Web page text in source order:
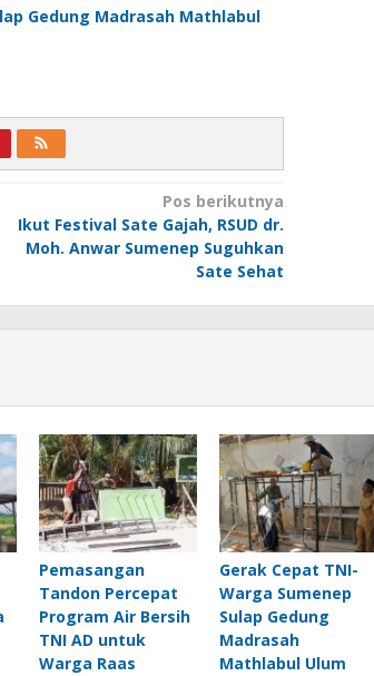
Gedung Madrasah Mathlabul
Pos berikutnya
Ikut Festival Sate Gajah, RSUD dr.
Moh. Anwar Sumenep Suguhkan
Sate Sehat
Pemasangan
Tandon Percepat
Program Air Bersih
TNI AD untuk
Warga Raas
Gerak Cepat TNI-
Warga Sumenep
Sulap Gedung
Madrasah
Mathlabul Ulum